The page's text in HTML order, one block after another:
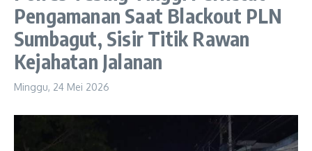
Pengamanan Saat Blackout PLN
Sumbagut, Sisir Titik Rawan
Kejahatan Jalanan
Minggu, 24 Mei 2026